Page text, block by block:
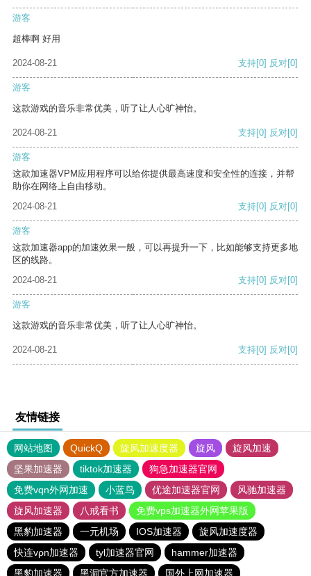
游客
超棒啊 好用
2024-08-21 支持[0] 反对[0]
游客
这款游戏的音乐非常优美，听了让人心旷神怡。
2024-08-21 支持[0] 反对[0]
游客
这款加速器VPM应用程序可以给你提供最高速度和安全性的连接，并帮
助你在网络上自由移动。
2024-08-21
支持[0] 反对[0]
游客
这款加速器app的加速效果一般，可以再提升一下，比如能够支持更多地
区的线路。
2024-08-21
支持[0] 反对[0]
游客
这款游戏的音乐非常优美，听了让人心旷神怡。
2024-08-21 支持[0] 反对[0]
友情链接
网站地图 QuickQ 旋风加速度器 旋风
旋风加速
坚果加速器
tiktok加速器
狗急加速器官网
免费vqn外网加速
小蓝鸟 优途加速器官网
风驰加速器
旋风加速器
八戒看书
免费vps加速器外网苹果版
黑豹加速器
一元机场 IOS加速器
旋风加速度器
快连vρn加速器
tyl加速器官网
hammer加速器
黑豹加速器
黑洞官方加速器 国外上网加速器